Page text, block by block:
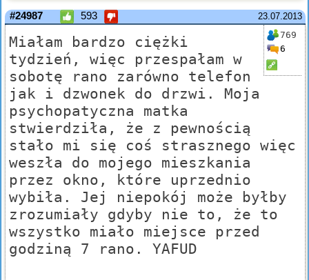
23.07.2013
#24987 593
769
6
Miałam bardzo ciężki
tydzień, więc przespałam w
sobotę rano zarówno telefon
jak i dzwonek do drzwi. Moja
psychopatyczna matka
stwierdziła, że z pewnością
stało mi się coś strasznego więc
weszła do mojego mieszkania
przez okno, które uprzednio
wybiła. Jej niepokój może byłby
zrozumiały gdyby nie to, że to
wszystko miało miejsce przed
godziną 7 rano. YAFUD